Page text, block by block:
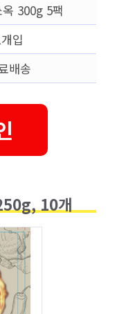
300g 5팩
입
배송
10개